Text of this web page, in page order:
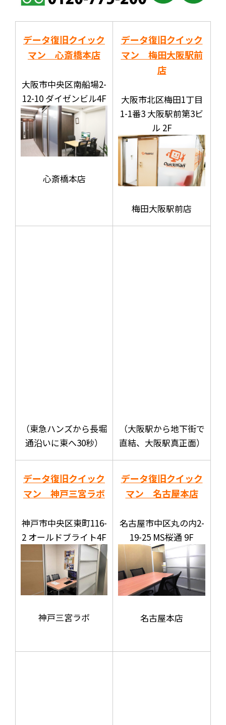
データ復旧クイック
マン 心斎橋本店
大阪市中央区南船場2-
12-10 ダイゼンビル4F
心斎橋本店
データ復旧クイック
マン 梅田大阪駅前
店
大阪市北区梅田1丁目
1-1番3 大阪駅前第3ビ
ル 2F
梅田大阪駅前店
（東急ハンズから長堀
通沿いに東へ30秒）
（大阪駅から地下街で
直結、大阪駅真正面）
データ復旧クイック
マン 神戸三宮ラボ
神戸市中央区東町116-
2 オールドブライト4F
神戸三宮ラボ
データ復旧クイック
マン 名古屋本店
名古屋市中区丸の内2-
19-25 MS桜通 9F
名古屋本店